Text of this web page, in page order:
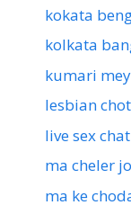
kokata
kolkata
kumari
lesbian
live sex chat
ma cheler
ma ke